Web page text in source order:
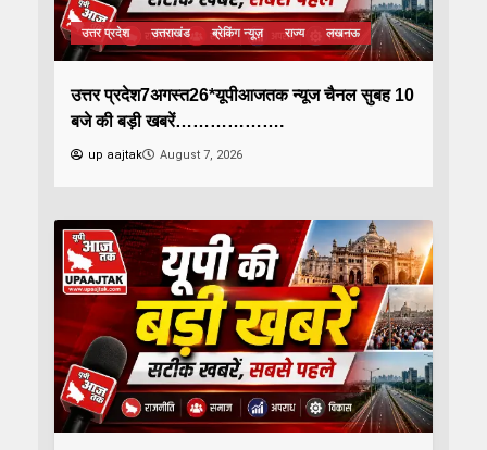
उत्तर प्रदेश उत्तराखंड ब्रेकिंग न्यूज़ राज्य लखनऊ
उत्तर प्रदेश7अगस्त26*यूपीआजतक न्यूज चैनल सुबह 10
बजे की बड़ी खबरें……………….
up aajtak August 7, 2026